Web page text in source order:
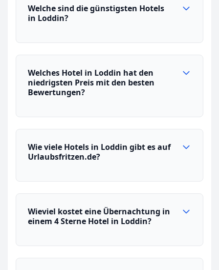
Welche sind die günstigsten Hotels
in Loddin?
Welches Hotel in Loddin hat den
niedrigsten Preis mit den besten
Bewertungen?
Wie viele Hotels in Loddin gibt es auf
Urlaubsfritzen.de?
Wieviel kostet eine Übernachtung in
einem 4 Sterne Hotel in Loddin?